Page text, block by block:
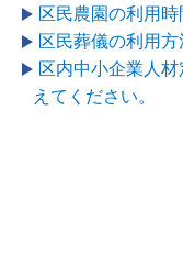
区民農園の利用時
区民葬儀の利用方
区内中小企業人
えてください。